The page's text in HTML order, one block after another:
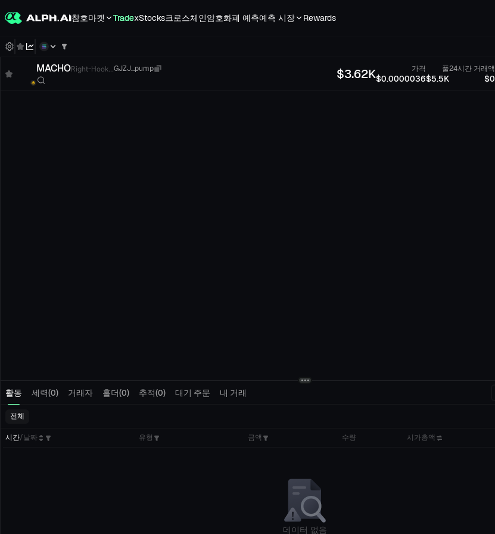
참호마켓 TradexStocks크로스체인암호화폐 예측예측 시장 Rewards
MACHORight-Hook... GJZJ...pump $3.62K 가격
$0.0000036
풀
$5.5K
24시간 거래액
$0
활동 세력(0) 거래자 홀더(0) 추적(0) 대기 주문 내 거래
전체
시간/날짜 유형 금액 수량 시가총액
데이터 없음